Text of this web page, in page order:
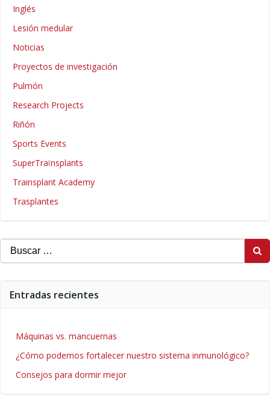
Inglés
Lesión medular
Noticias
Proyectos de investigación
Pulmón
Research Projects
Riñón
Sports Events
SuperTraïnsplants
Trainsplant Academy
Trasplantes
Buscar:
Entradas recientes
Máquinas vs. mancuernas
¿Cómo podemos fortalecer nuestro sistema inmunológico?
Consejos para dormir mejor